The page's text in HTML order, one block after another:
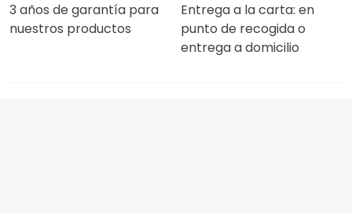
3 años de garantía para
nuestros productos
Entrega a la carta: en
punto de recogida o
entrega a domicilio